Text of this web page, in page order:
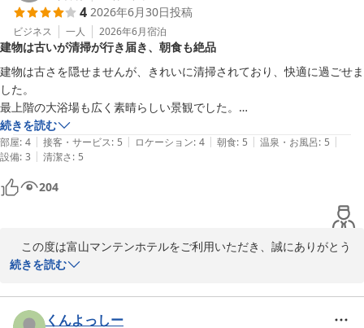
ール前　※数量限定
………………………………………………
駐車場：24時間　1,000円(税込)　100台収容、ハイルーフ・ワゴン
富山マンテンホテル（マンテンホテルグループ）
2026-08-06
す。
フロント　勇
富山マンテンホテル（マンテンホテルグループ）
2026-07-20
したら幸いです。
また、ご朝食の和定食もお気に召していただき、ありがとうござい
ます。富山ならではの食材を取り入れながら、品数や味にもご満足
いただけるよう心を込めてご用意しております。
数々のお褒めのお言葉を頂戴いたしましたこと、心より御礼申し上
げます。
また北陸でご宿泊のお機会がございましたら、是非ともマンテンホ
テルチェーンをご利用くださいませ。
お忙しい中のご投稿、誠にありがとうございました。
富山マンテンホテル（マンテンホテルグループ）
4 2026年6月30日投稿
ビジネス 一人 2026年6月宿泊
建物は古いが清掃が行き届き、朝食も絶品
建物は古さを隠せませんが、きれいに清掃されており、快適に過ごせま
した。
最上階の大浴場も広く素晴らしい景観でした。
朝食は、和定食をいただきましたが、非常にクォリティが高い朝食でし
た。コーヒーを部屋に持ち帰るための紙コップが用意されていないのが
残念でした。
続きを読む
部屋: 4 | 接客・サービス: 5 | ロケーション: 4 | 朝食: 5 | 温泉・お風呂: 5 |
設備: 3 | 清潔さ: 5
204
この度は富山マンテンホテルをご利用いただき、誠にありがとう
ございます。
建物につきましては築年数を感じられたとのことですが、清掃面
にお褒めの言葉を頂戴し、快適にお過ごしいただけたご様子を大変
続きを読む
くんよっしー